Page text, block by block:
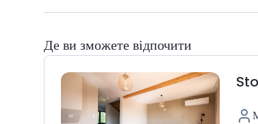
Де ви зможете відпочити